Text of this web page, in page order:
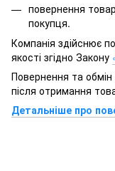
повернення
покупця.
Компанія здійснює
якості згідно Закону
Повернення та
після отримання
Детальніше про